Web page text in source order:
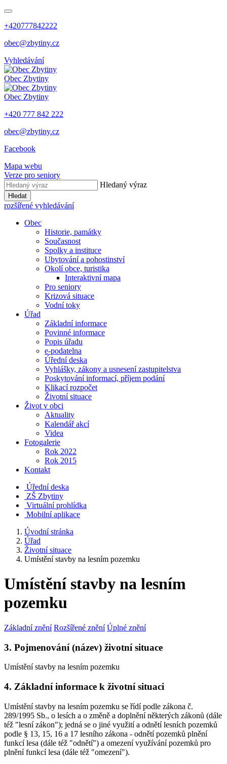
+420777842222
obec@zbytiny.cz
Vyhledávání
Obec Zbytiny
Obec Zbytiny
+420 777 842 222
obec@zbytiny.cz
Facebook
Mapa webu
Verze pro seniory
Hledaný výraz
Hledat
rozšířené vyhledávání
Obec
Historie, památky
Současnost
Spolky a instituce
Ubytování a pohostinství
Okolí obce, turistika
Interaktivní mapa
Pro seniory
Krizová situace
Vodní toky
Úřad
Základní informace
Povinné informace
Popis úřadu
e-podatelna
Úřední deska
Vyhlášky, zákony a usnesení zastupitelstva
Poskytování informací, příjem podání
Klikací rozpočet
Životní situace
Život v obci
Aktuality
Kalendář akcí
Videa
Fotogalerie
Rok 2022
Rok 2015
Kontakt
Úřední deska
ZŠ Zbytiny
Virtuální prohlídka
Mobilní aplikace
Úvodní stránka
Úřad
Životní situace
Umístění stavby na lesním pozemku
Umístění stavby na lesním
pozemku
Základní znění Rozšířené znění Úplné znění
3. Pojmenování (název) životní situace
Umístění stavby na lesním pozemku
4. Základní informace k životní situaci
Umístění stavby na lesním pozemku se řídí podle zákona č.
289/1995 Sb., o lesích a o změně a doplnění některých zákonů (dále
též "lesní zákon"); jedná se o jiné využití a odnětí lesních pozemků
podle § 13, 15, 16 a 17 lesního zákona - odnětí pozemků plnění
funkcí lesa (dále též "odnětí") a omezení využívání pozemků pro
plnění funkcí lesa (dále též "omezení").